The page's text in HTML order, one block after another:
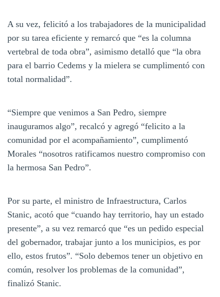
A su vez, felicitó a los trabajadores de la municipalidad
por su tarea eficiente y remarcó que “es la columna
vertebral de toda obra”, asimismo detalló que “la obra
para el barrio Cedems y la mielera se cumplimentó con
total normalidad”.
“Siempre que venimos a San Pedro, siempre
inauguramos algo”, recalcó y agregó “felicito a la
comunidad por el acompañamiento”, cumplimentó
Morales “nosotros ratificamos nuestro compromiso con
la hermosa San Pedro”.
Por su parte, el ministro de Infraestructura, Carlos
Stanic, acotó que “cuando hay territorio, hay un estado
presente”, a su vez remarcó que “es un pedido especial
del gobernador, trabajar junto a los municipios, es por
ello, estos frutos”. “Solo debemos tener un objetivo en
común, resolver los problemas de la comunidad”,
finalizó Stanic.